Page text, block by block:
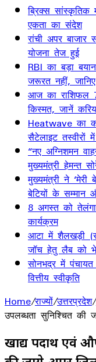
ब्रिक्स सांस्कृतिक
एकता का संदेश
रांची अपर बाजार
योजना तेज हुई
RBI का बड़ा
जरूरत नहीं,
आज का राशिफल
किस्मत, जानें
Heatwave का
सैटेलाइट तस्वीरों
“नए अग्निशमन
मुख्यमंत्री हेमन्त
मुख्यमंत्री ने ‘मेरी
बेटियों के सम्मान
8 अगस्त को
कार्यक्रम
आटा में शैलखड़ी
जॉच हेतु लैब को
सोनभद्र में
वित्तीय स्वीकृति
Home/राज्यों/उत्तरप्रदेश/
उपलब्धता सुनिश्चित की
खाद्य पदार्थ एवं